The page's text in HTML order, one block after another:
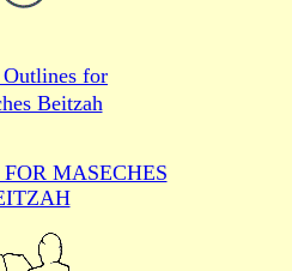
Outlines for
Beitzah
MASECHES